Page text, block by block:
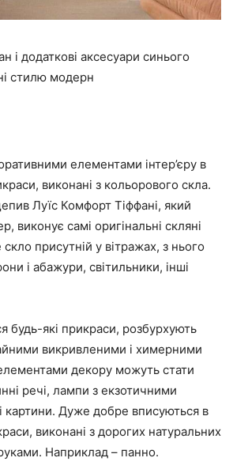
і додаткові аксесуари синього
стилю модерн
елементами інтер’єру в
виконані з кольорового скла.
Луїс Комфорт Тіффані, який
виконує самі оригінальні скляні
присутній у вітражах, з нього
і абажури, світильники, інші
будь-які прикраси, розбурхують
викривленими і химерними
декору можуть стати
речі, лампи з екзотичними
картини. Дуже добре вписуються в
виконані з дорогих натуральних
Наприклад – панно.